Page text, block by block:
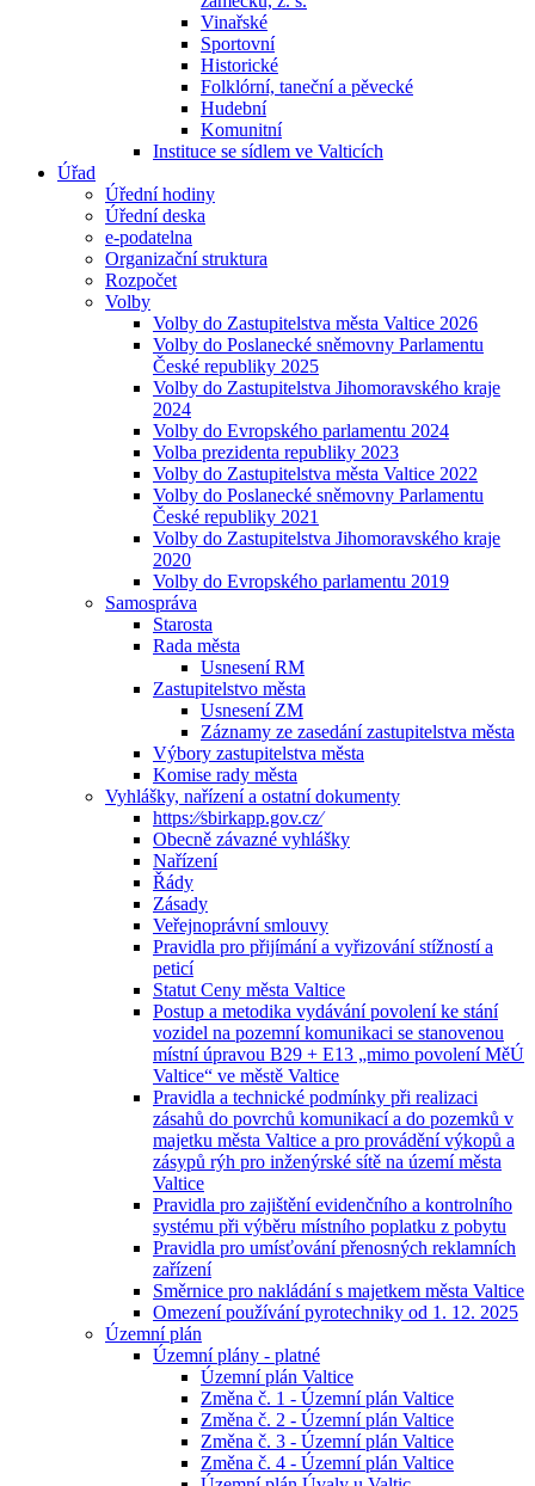
Vinařské
Sportovní
Historické
Folklórní, taneční a pěvecké
Hudební
Komunitní
Instituce se sídlem ve Valticích
Úřad
Úřední hodiny
Úřední deska
e-podatelna
Organizační struktura
Rozpočet
Volby
Volby do Zastupitelstva města Valtice 2026
Volby do Poslanecké sněmovny Parlamentu
České republiky 2025
Volby do Zastupitelstva Jihomoravského kraje
2024
Volby do Evropského parlamentu 2024
Volba prezidenta republiky 2023
Volby do Zastupitelstva města Valtice 2022
Volby do Poslanecké sněmovny Parlamentu
České republiky 2021
Volby do Zastupitelstva Jihomoravského kraje
2020
Volby do Evropského parlamentu 2019
Samospráva
Starosta
Rada města
Usnesení RM
Zastupitelstvo města
Usnesení ZM
Záznamy ze zasedání zastupitelstva města
Výbory zastupitelstva města
Komise rady města
Vyhlášky, nařízení a ostatní dokumenty
https:⁄⁄sbirkapp.gov.cz⁄
Obecně závazné vyhlášky
Nařízení
Řády
Zásady
Veřejnoprávní smlouvy
Pravidla pro přijímání a vyřizování stížností a
peticí
Statut Ceny města Valtice
Postup a metodika vydávání povolení ke stání
vozidel na pozemní komunikaci se stanovenou
místní úpravou B29 + E13 „mimo povolení MěÚ
Valtice“ ve městě Valtice
Pravidla a technické podmínky při realizaci
zásahů do povrchů komunikací a do pozemků v
majetku města Valtice a pro provádění výkopů a
zásypů rýh pro inženýrské sítě na území města
Valtice
Pravidla pro zajištění evidenčního a kontrolního
systému při výběru místního poplatku z pobytu
Pravidla pro umísťování přenosných reklamních
zařízení
Směrnice pro nakládání s majetkem města Valtice
Omezení používání pyrotechniky od 1. 12. 2025
Územní plán
Územní plány - platné
Územní plán Valtice
Změna č. 1 - Územní plán Valtice
Změna č. 2 - Územní plán Valtice
Změna č. 3 - Územní plán Valtice
Změna č. 4 - Územní plán Valtice